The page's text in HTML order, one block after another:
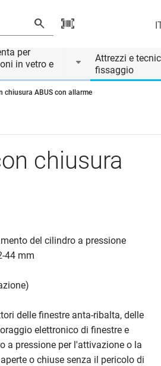
per
in vetro e
Attrezzi e
fissaggio
chiusura ABUS con allarme
chiusura
del cilindro a pressione
44 mm
delle finestre anta-ribalta, delle
elettronico di finestre e
a pressione per l'attivazione o la
o chiuse senza il pericolo di